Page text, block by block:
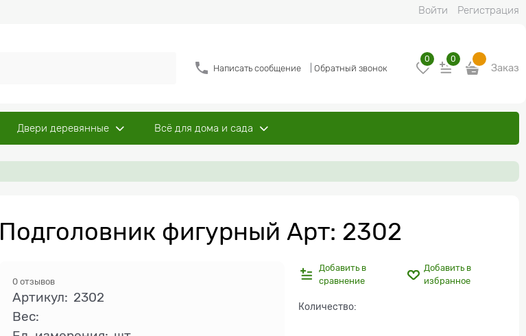
Войти Регистрация
Написать сообщение Обратный звонок
0 0
Заказ
Двери деревянные Всё для дома и сада
Подголовник фигурный Арт: 2302
0 отзывов
Артикул: 2302
Вес:
Добавить в
сравнение
Добавить в
избранное
Количество: